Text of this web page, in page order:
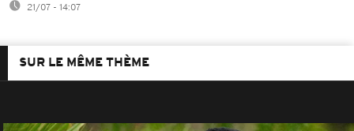
21/07 - 14:07
SUR LE MÊME THÈME